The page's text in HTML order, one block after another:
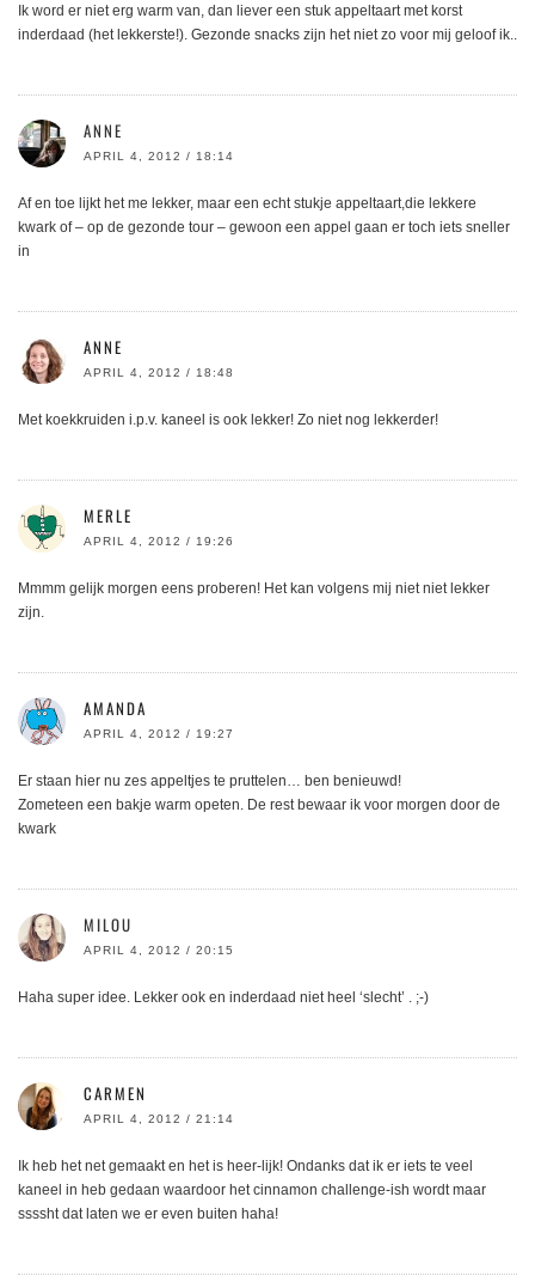
Ik word er niet erg warm van, dan liever een stuk appeltaart met korst
inderdaad (het lekkerste!). Gezonde snacks zijn het niet zo voor mij geloof ik..
ANNE
APRIL 4, 2012 / 18:14
Af en toe lijkt het me lekker, maar een echt stukje appeltaart,die lekkere
kwark of – op de gezonde tour – gewoon een appel gaan er toch iets sneller
in
ANNE
APRIL 4, 2012 / 18:48
Met koekkruiden i.p.v. kaneel is ook lekker! Zo niet nog lekkerder!
MERLE
APRIL 4, 2012 / 19:26
Mmmm gelijk morgen eens proberen! Het kan volgens mij niet niet lekker
zijn.
AMANDA
APRIL 4, 2012 / 19:27
Er staan hier nu zes appeltjes te pruttelen… ben benieuwd!
Zometeen een bakje warm opeten. De rest bewaar ik voor morgen door de
kwark
MILOU
APRIL 4, 2012 / 20:15
Haha super idee. Lekker ook en inderdaad niet heel ‘slecht’ . ;-)
CARMEN
APRIL 4, 2012 / 21:14
Ik heb het net gemaakt en het is heer-lijk! Ondanks dat ik er iets te veel
kaneel in heb gedaan waardoor het cinnamon challenge-ish wordt maar
ssssht dat laten we er even buiten haha!